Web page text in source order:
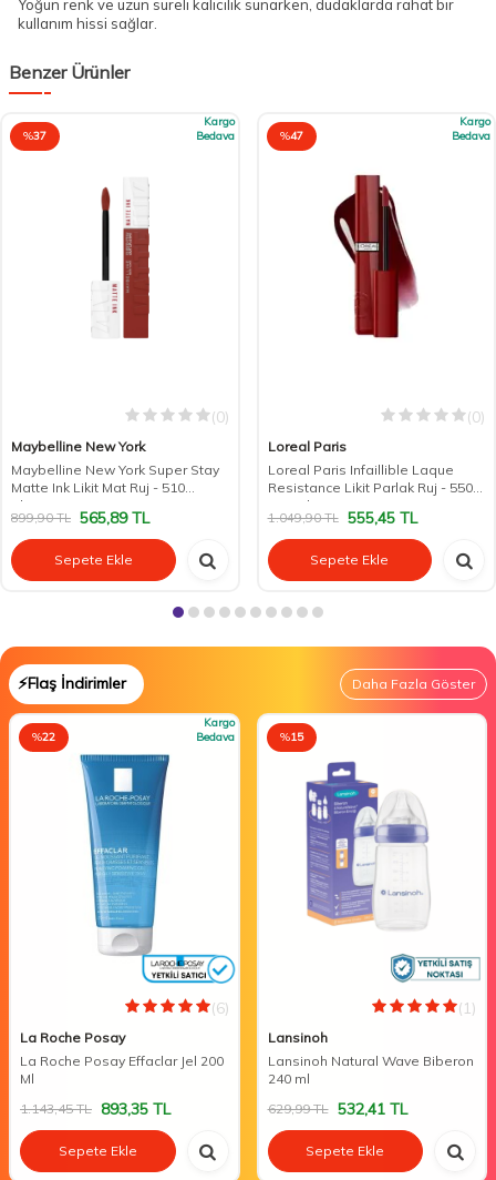
Yoğun renk ve uzun süreli kalıcılık sunarken, dudaklarda rahat bir
kullanım hissi sağlar.
Benzer Ürünler
%37
Kargo
Bedava
(0)
Maybelline New York
Maybelline New York Super Stay
Matte Ink Likit Mat Ruj - 510
Charmer
899,90TL 565,89TL
Sepete Ekle
%47
Kargo
Bedava
(0)
Loreal Paris
Loreal Paris Infaillible Laque
Resistance Likit Parlak Ruj - 550
Noir Cherry
1.049,90TL 555,45TL
Sepete Ekle
⚡Flaş İndirimler Daha Fazla Göster
%22
Kargo
Bedava
(6)
La Roche Posay
La Roche Posay Effaclar Jel 200
Ml
1.143,45TL 893,35 TL
Sepete Ekle
%15
(1)
Lansinoh
Lansinoh Natural Wave Biberon
240 ml
629,99TL 532,41TL
Sepete Ekle